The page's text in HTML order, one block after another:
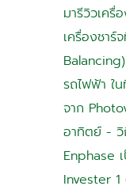
มารีวิวเครื่
เครื่องชา
รถไฟฟ้า ใ
จาก
อาทิตย์ - วิ
Enphase
Invester